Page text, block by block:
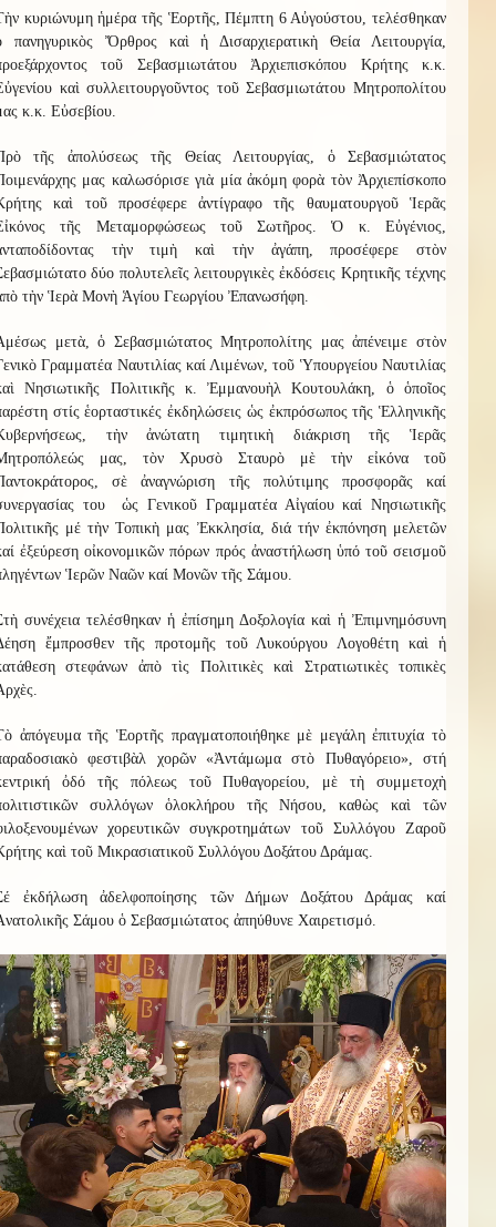
κυριώνυμη ἡμέρα τῆς Ἑορτῆς, Πέμπτη 6 Αὐγούστου, τελέσθηκαν
πανηγυρικὸς Ὄρθρος καὶ ἡ Δισαρχιερατικὴ Θεία Λειτουργία,
τοῦ Σεβασμιωτάτου Ἀρχιεπισκόπου Κρήτης κ.κ.
καὶ συλλειτουργοῦντος τοῦ Σεβασμιωτάτου Μητροπολίτου
κ.κ. Εὐσεβίου.
τῆς ἀπολύσεως τῆς Θείας Λειτουργίας, ὁ Σεβασμιώτατος
μας καλωσόρισε γιὰ μία ἀκόμη φορὰ τὸν Ἀρχιεπίσκοπο
καὶ τοῦ προσέφερε ἀντίγραφο τῆς θαυματουργοῦ Ἱερᾶς
τῆς Μεταμορφώσεως τοῦ Σωτῆρος. Ὁ κ. Εὐγένιος,
τὴν τιμὴ καὶ τὴν ἀγάπη, προσέφερε στὸν
δύο πολυτελεῖς λειτουργικὲς ἐκδόσεις Κρητικῆς τέχνης
τὴν Ἱερὰ Μονὴ Ἁγίου Γεωργίου Ἐπανωσήφη.
μετὰ, ὁ Σεβασμιώτατος Μητροπολίτης μας ἀπένειμε στὸν
Γραμματέα Ναυτιλίας καί Λιμένων, τοῦ Ὑπουργείου Ναυτιλίας
Νησιωτικῆς Πολιτικῆς κ. Ἐμμανουὴλ Κουτουλάκη, ὁ ὁποῖος
στίς ἑορταστικές ἐκδηλώσεις ὡς ἐκπρόσωπος τῆς Ἑλληνικῆς
τὴν ἀνώτατη τιμητικὴ διάκριση τῆς Ἱερᾶς
μας, τὸν Χρυσὸ Σταυρὸ μὲ τὴν εἰκόνα τοῦ
σὲ ἀναγνώριση τῆς πολύτιμης προσφορᾶς καί
του ὡς Γενικοῦ Γραμματέα Αἰγαίου καί Νησιωτικῆς
μέ τὴν Τοπικὴ μας Ἐκκλησία, διά τήν ἐκπόνηση μελετῶν
ἐξεύρεση οἰκονομικῶν πόρων πρός ἀναστήλωση ὑπό τοῦ σεισμοῦ
Ἱερῶν Ναῶν καί Μονῶν τῆς Σάμου.
συνέχεια τελέσθηκαν ἡ ἐπίσημη Δοξολογία καὶ ἡ Ἐπιμνημόσυνη
ἔμπροσθεν τῆς προτομῆς τοῦ Λυκούργου Λογοθέτη καὶ ἡ
στεφάνων ἀπὸ τὶς Πολιτικὲς καὶ Στρατιωτικὲς τοπικὲς
ἀπόγευμα τῆς Ἑορτῆς πραγματοποιήθηκε μὲ μεγάλη ἐπιτυχία τὸ
φεστιβὰλ χορῶν «Ἀντάμωμα στὸ Πυθαγόρειο», στή
ὀδό τῆς πόλεως τοῦ Πυθαγορείου, μὲ τὴ συμμετοχὴ
συλλόγων ὁλοκλήρου τῆς Νήσου, καθὼς καὶ τῶν
χορευτικῶν συγκροτημάτων τοῦ Συλλόγου Ζαροῦ
καὶ τοῦ Μικρασιατικοῦ Συλλόγου Δοξάτου Δράμας.
ἐκδήλωση ἀδελφοποίησης τῶν Δήμων Δοξάτου Δράμας καί
Σάμου ὁ Σεβασμιώτατος ἀπηύθυνε Χαιρετισμό.